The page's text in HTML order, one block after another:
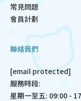
常見問題
會員計劃
聯絡我們
[email protected]
服務時段:
星期一至五: 09:00 -